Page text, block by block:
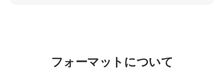
フォーマットについて